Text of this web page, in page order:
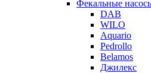
Фекальные
DAB
WILO
Aquario
Pedrollo
Belamos
Джилекс